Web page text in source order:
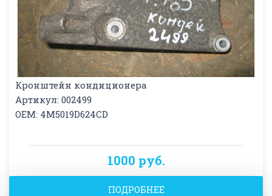
Кронштейн кондиционера
Артикул: 002499
OEM: 4M5019D624CD
1000 руб.
ПОДРОБНЕЕ